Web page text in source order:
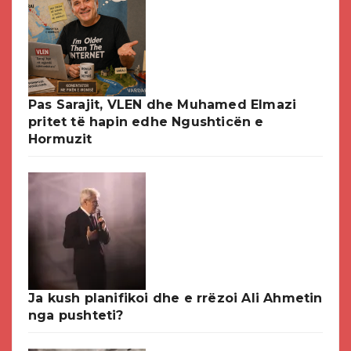
Pas Sarajit, VLEN dhe Muhamed Elmazi
pritet të hapin edhe Ngushticën e
Hormuzit
Ja kush planifikoi dhe e rrëzoi Ali Ahmetin
nga pushteti?